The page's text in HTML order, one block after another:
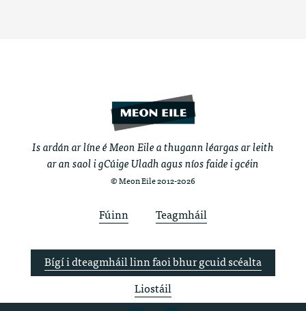
Is ardán ar líne é Meon Eile a thugann léargas ar leith
ar an saol i gCúige Uladh agus níos faide i gcéin
© Meon Eile 2012-2026
Fúinn Teagmháil
Bígí i dteagmháil linn faoi bhur gcuid scéalta
Liostáil